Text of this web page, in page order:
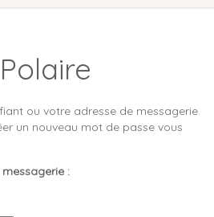
ou votre adresse de messagerie.
un nouveau mot de passe vous
: